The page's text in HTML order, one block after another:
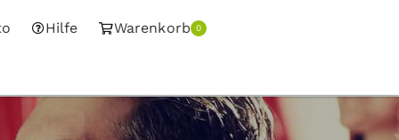
Hilfe Warenkorb 0